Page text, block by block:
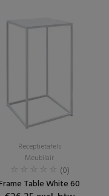
Receptietafels
Meubilair
(0)
Table White 60